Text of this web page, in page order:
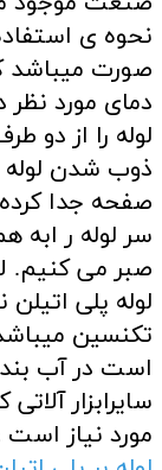
نحوه ی
صورت میباشد
دمای مورد
لوله را از دو
ذوب شدن لوله
صفحه جدا
سر لوله ر ابه
صبر می کنیم.
لوله پلی
تکنسین
است در آب
سایرابزار
مورد نیاز است